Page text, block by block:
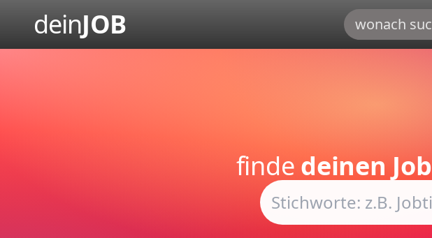
deinJOB
finde deinen Job